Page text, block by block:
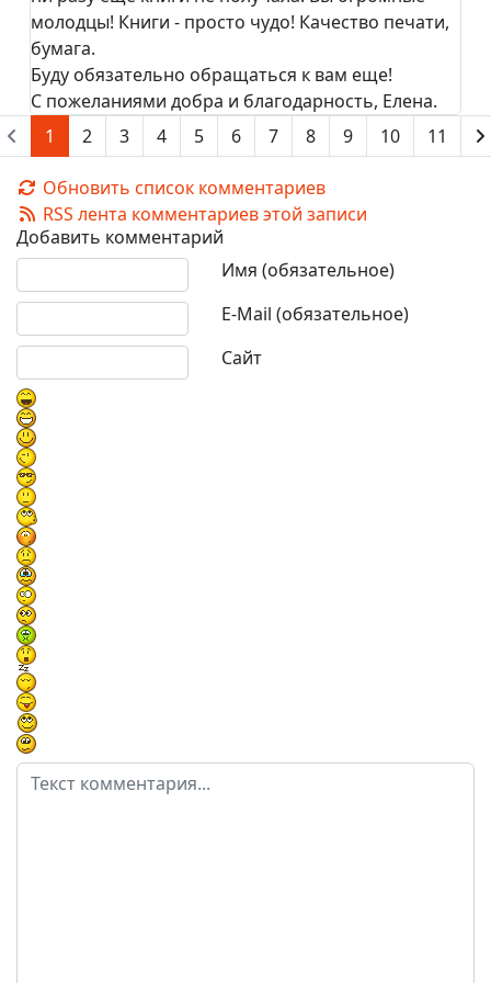
молодцы! Книги - просто чудо! Качество печати,
бумага.
Буду обязательно обращаться к вам еще!
С пожеланиями добра и благодарность, Елена.
1
2 3 4 5 6 7 8 9 10 11
Обновить список комментариев
RSS лента комментариев этой записи
Добавить комментарий
Имя (обязательное)
E-Mail (обязательное)
Сайт
Текст комментария